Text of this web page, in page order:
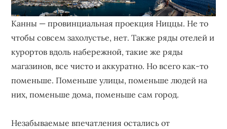
Канны — провинциальная проекция Ниццы. Не то
чтобы совсем захолустье, нет. Также ряды отелей и
курортов вдоль набережной, такие же ряды
магазинов, все чисто и аккуратно. Но всего как-то
поменьше. Поменьше улицы, поменьше людей на
них, поменьше дома, поменьше сам город.
Незабываемые впечатления остались от